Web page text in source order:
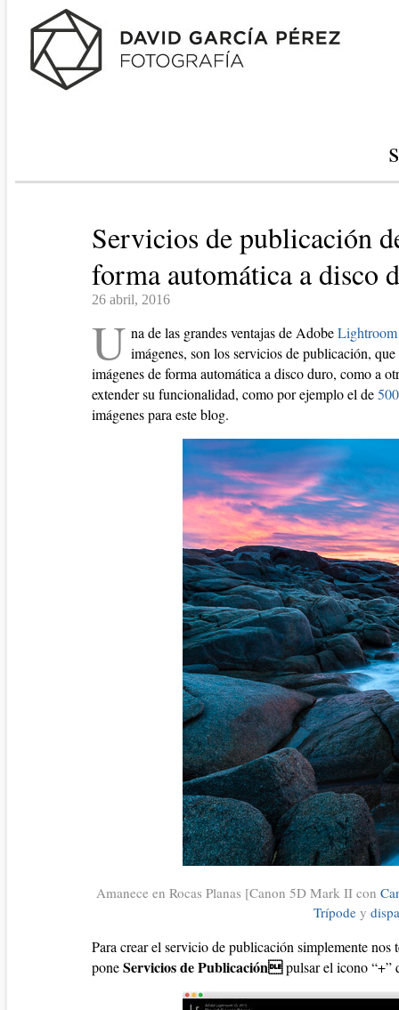
Servicios de publicación
forma automática a disco
26 abril, 2016
U na de las grandes ventajas de AdobeLightroom
imágenes, son los servicios de publicación,
imágenes de forma automática a disco duro, como a
extender su funcionalidad, como por ejemplo el de
imágenes para este blog.
Amanece en Rocas Planas [Canon 5D Mark II con
Trípode y
Para crear el servicio de publicación simplemente
poneServicios de Publicaciónpulsar el icono “+”